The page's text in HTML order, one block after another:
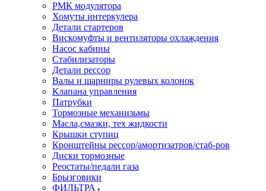
РМК модулятора
Хомуты интеркулера
Детали стартеров
Вискомуфты и вентиляторы охлаждения
Насос кабины
Стабилизаторы
Детали рессор
Валы и шарниры рулевых колонок
Клапана управления
Патрубки
Тормозные механизьмы
Масла,смазки, тех жидкости
Крышки ступиц
Кронштейны рессор/амортизатров/стаб-ров
Диски тормозные
Реостаты/педали газа
Брызговики
ФИЛЬТРА